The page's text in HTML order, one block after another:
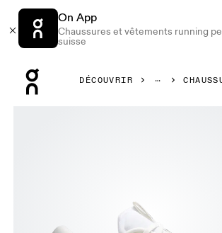
On App
Chaussures et vêtements running
suisse
DÉCOUVRIR